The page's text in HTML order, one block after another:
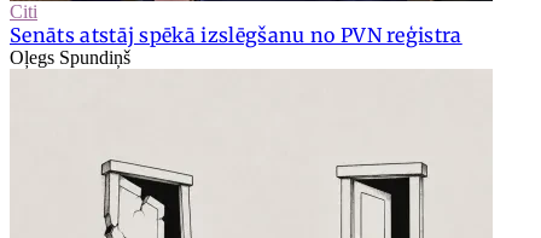
Citi
Senāts atstāj spēkā izslēgšanu no PVN reģistra
Oļegs Spundiņš